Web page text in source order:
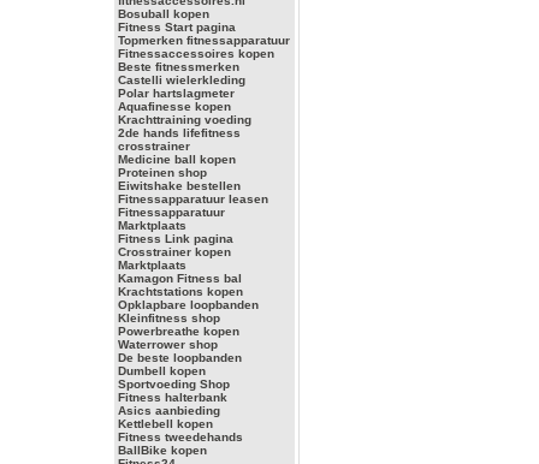
Bosuball kopen
Fitness Start pagina
Topmerken fitnessapparatuur
Fitnessaccessoires kopen
Beste fitnessmerken
Castelli wielerkleding
Polar hartslagmeter
Aquafinesse kopen
Krachttraining voeding
2de hands lifefitness
crosstrainer
Medicine ball kopen
Proteinen shop
Eiwitshake bestellen
Fitnessapparatuur leasen
Fitnessapparatuur
Marktplaats
Fitness Link pagina
Crosstrainer kopen
Marktplaats
Kamagon Fitness bal
Krachtstations kopen
Opklapbare loopbanden
Kleinfitness shop
Powerbreathe kopen
Waterrower shop
De beste loopbanden
Dumbell kopen
Sportvoeding Shop
Fitness halterbank
Asics aanbieding
Kettlebell kopen
Fitness tweedehands
BallBike kopen